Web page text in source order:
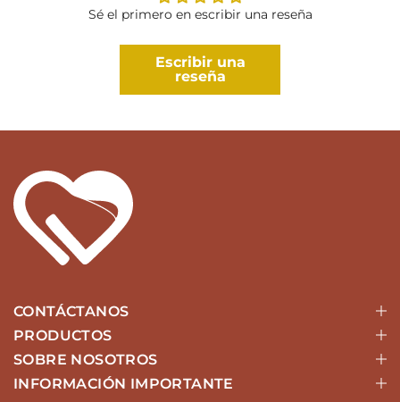
Sé el primero en escribir una reseña
Escribir una
reseña
CONTÁCTANOS
PRODUCTOS
SOBRE NOSOTROS
INFORMACIÓN IMPORTANTE